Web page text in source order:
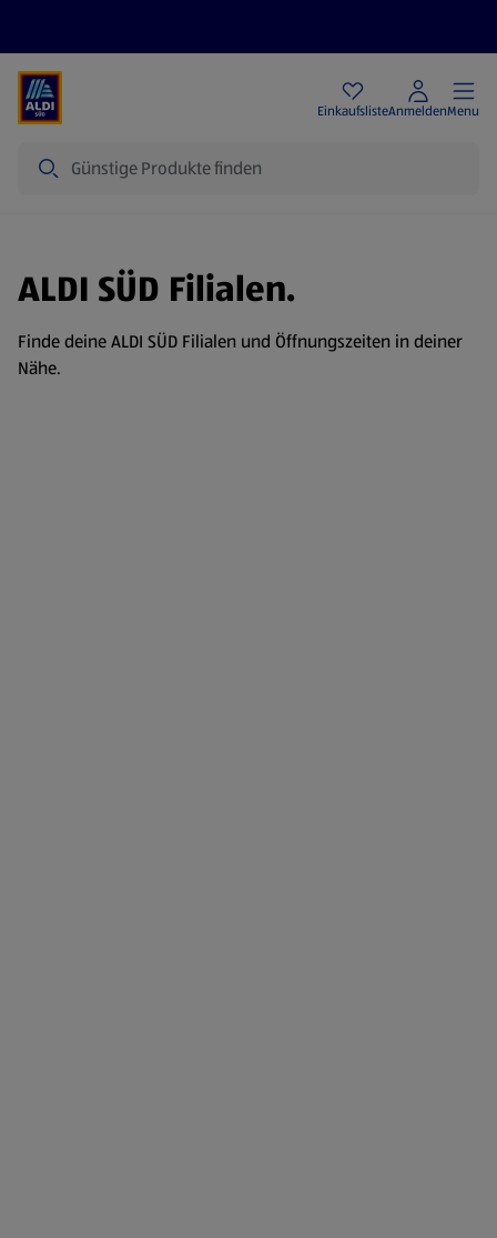
EinkaufslisteAnmeldenMenu
ALDI SÜD Filialen.
Finde deine ALDI SÜD Filialen und Öffnungszeiten in deiner
Nähe.